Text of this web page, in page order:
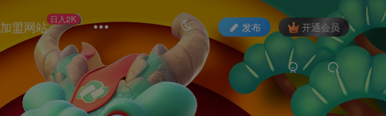
加盟网站 日入2K
发布 开通会员